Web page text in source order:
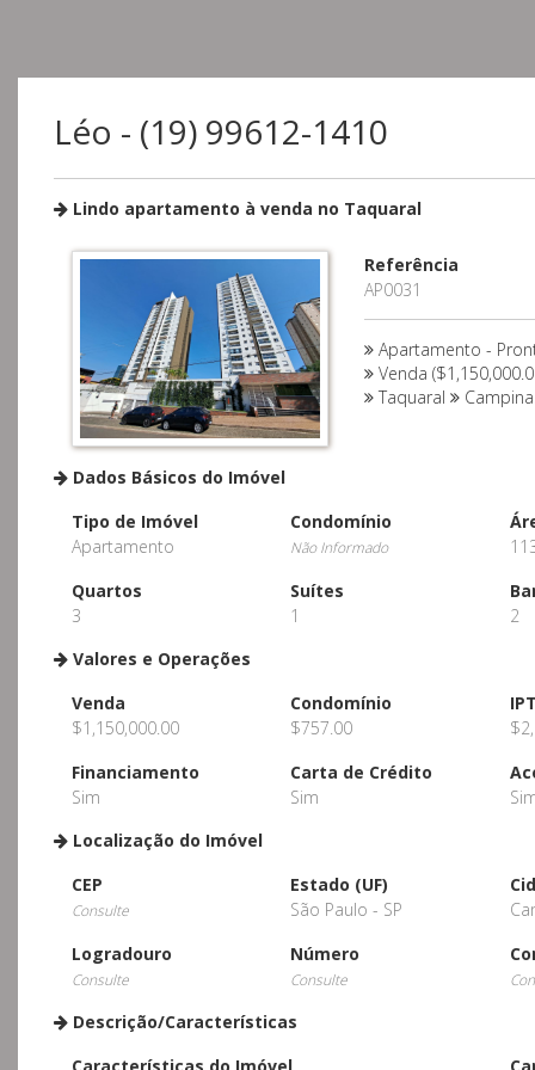
Léo - (19) 99612-1410
Lindo apartamento à venda no Taquaral
Referência
AP0031
Apartamento -
Venda
Taquaral
Dados Básicos do Imóvel
Tipo de Imóvel
Apartamento
Condomínio
Não Informado
Quartos
3
Suítes
1
2
Valores e Operações
Venda
$1,150,000.00
Condomínio
$757.00
Financiamento
Sim
Carta de Crédito
Sim
Localização do Imóvel
CEP
Consulte
Estado (UF)
São Paulo - SP
Logradouro
Consulte
Número
Consulte
Descrição/Características